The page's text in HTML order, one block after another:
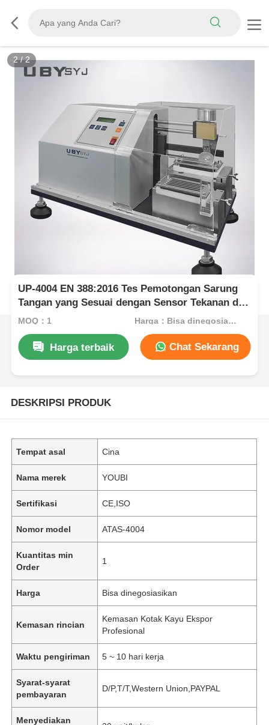
2/2
UP-4004 EN 388:2016 Tes Pemotongan Sarung
Tangan yang Sesuai dengan Sensor Tekanan dan
Beban 5N ~ 50N yang Dapat Disesuaikan
MOQ：1 Harga：Bisa dinegosiasikan
Harga terbaik Chat Sekarang
DESKRIPSI PRODUK
Tempat asal Cina
Nama merek YOUBI
Sertifikasi CE,ISO
Nomor model ATAS-4004
Kuantitas min
Order
1
Harga Bisa dinegosiasikan
Kemasan rincian
Kemasan Kotak Kayu Ekspor
Profesional
Waktu pengiriman 5 ~ 10 hari kerja
Syarat-syarat
pembayaran
D/P,T/T,Western Union,PAYPAL
Menyediakan